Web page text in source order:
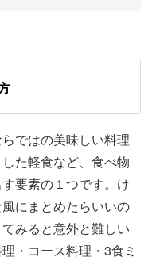
03:27
03:58
方 09:16
15:38
ではの美味しい料理
た軽食など、食べ物
要素の１つです。け
にまとめたらいいの
みると意外と難しい
・コース料理・3食ミ